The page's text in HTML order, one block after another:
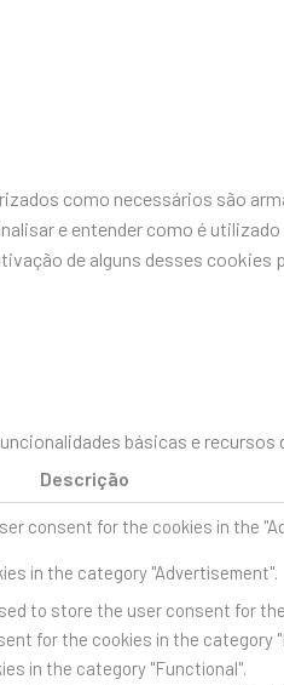
como necessários são
e entender como é
de alguns desses cookies
básicas e recursos
Descrição
consent for the cookies in the
in the category "Advertisement".
to store the user consent for
for the cookies in the category
in the category "Functional".